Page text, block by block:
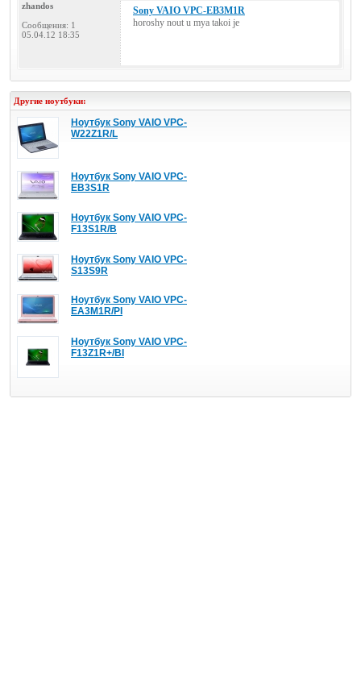
zhandos
Сообщения: 1
05.04.12 18:35
Sony VAIO VPC-EB3M1R
horoshy nout u mya takoi je
Другие ноутбуки:
Ноутбук Sony VAIO VPC-
W22Z1R/L
Ноутбук Sony VAIO VPC-
EB3S1R
Ноутбук Sony VAIO VPC-
F13S1R/B
Ноутбук Sony VAIO VPC-
S13S9R
Ноутбук Sony VAIO VPC-
EA3M1R/PI
Ноутбук Sony VAIO VPC-
F13Z1R+/BI